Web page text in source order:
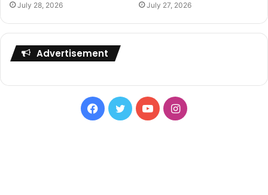
July 28, 2026 July 27, 2026
Advertisement
Facebook
TwitterYouTubeInstagram